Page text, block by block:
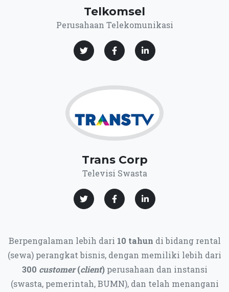
Telkomsel
Perusahaan Telekomunikasi
Trans Corp
Televisi Swasta
Berpengalaman lebih dari 10 tahun di bidang rental
(sewa) perangkat bisnis, dengan memiliki lebih dari
300 customer(client) perusahaan dan instansi
(swasta, pemerintah, BUMN), dan telah menangani